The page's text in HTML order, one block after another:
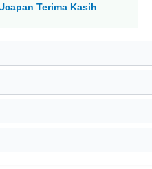
Terima Kasih